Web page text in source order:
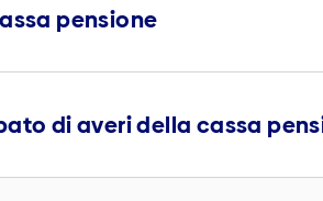
pensione
di averi della cassa